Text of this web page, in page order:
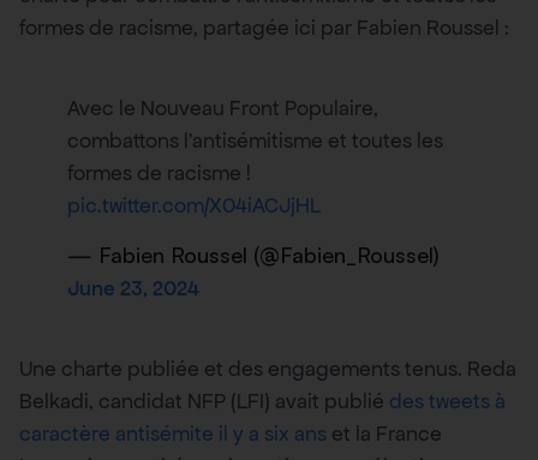
formes de racisme, partagée ici par Fabien Roussel :
Avec le Nouveau Front Populaire,
combattons l’antisémitisme et toutes les
formes de racisme !
pic.twitter.com/X04iACJjHL
— Fabien Roussel (@Fabien_Roussel)
June 23, 2024
Une charte publiée et des engagements tenus. Reda
Belkadi, candidat NFP (LFI) avait publié des tweets à
caractère antisémite il y a six ans et la France